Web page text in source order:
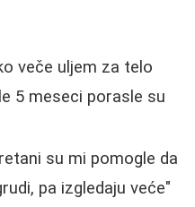
veče uljem za telo
5 meseci porasle su
su mi pomogle da
pa izgledaju veće"